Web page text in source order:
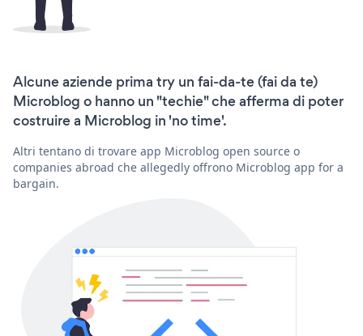
Alcune aziende prima try un fai-da-te (fai da te)
Microblog o hanno un "techie" che afferma di poter
costruire a Microblog in 'no time'.
Altri tentano di trovare app Microblog open source o
companies abroad che allegedly offrono Microblog app for a
bargain.